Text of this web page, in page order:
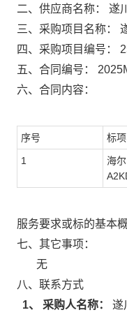
二、供应商名称：
遂
三、采购项目名称：
四、采购项目编号：
五、合同编号：
六、合同内容：
序号 标
1
海
服务要求或标的基本概
七、其它事项：
无
八、联系方式
1、 采购人名称：
遂